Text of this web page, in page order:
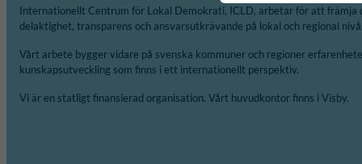
Internationellt Centrum för Lokal Demokrati, ICLD, arbetar för att främja
delaktighet, transparens och ansvarsutkrävande på lokal och regional nivå.
Vårt arbete bygger vidare på svenska kommuner och regioner
kunskapsutveckling som finns i ett internationellt perspektiv.
Vi är en statligt finansierad organisation. Vårt huvudkontor finns i Visby.